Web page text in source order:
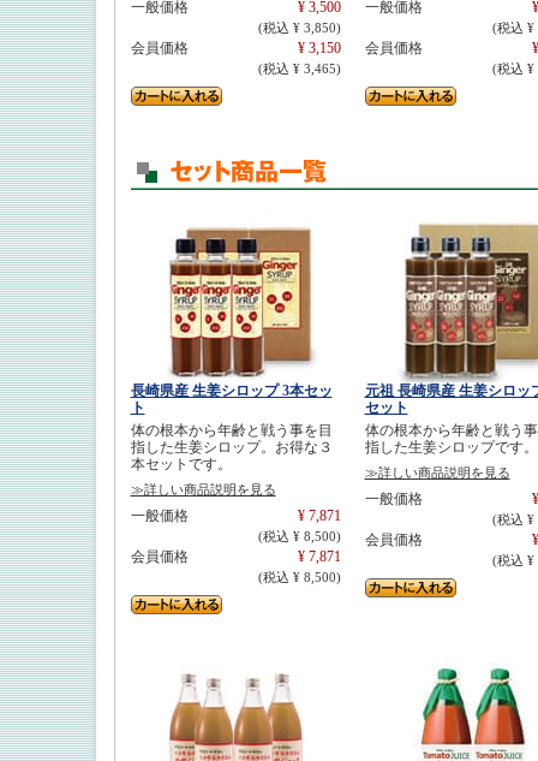
一般価格 ¥ 3,500
(税込 ¥ 3,850)
会員価格 ¥ 3,150
(税込 ¥ 3,465)
一般価格
(税込 ¥
会員価格
(税込 ¥
長崎県産 生姜シロップ 3本セッ
ト
体の根本から年齢と戦う事を目
指した生姜シロップ。お得な３
本セットです。
≫詳しい商品説明を見る
一般価格 ¥ 7,871
(税込 ¥ 8,500)
会員価格 ¥ 7,871
(税込 ¥ 8,500)
元祖 長崎県産 生姜シロッ
セット
体の根本から年齢と戦う
指した生姜シロップです。
≫詳しい商品説明を見る
一般価格
(税込 ¥
会員価格
(税込 ¥